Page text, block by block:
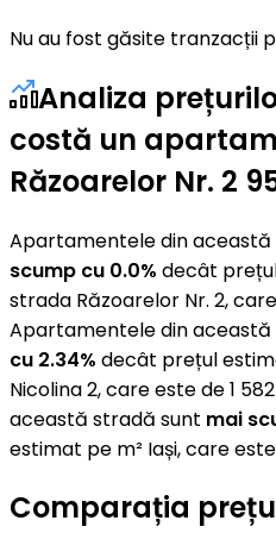
Nu au fost găsite tranzacții
Analiza
costă un
Răzoarelor Nr. 2
Apartamentele din această
scump cu 0.0% decât
strada Răzoarelor Nr. 2,
Apartamentele din această
cu 2.34% decât prețul
Nicolina 2, care este de 1
această stradă sunt mai
estimat pe m² Iași, care
Comparația